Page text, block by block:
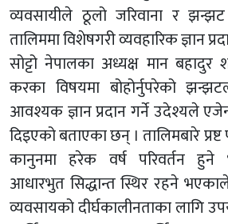
व्यवसायीले ठूलो जरिवाना र झन्झट
तालिममा विशेषगरी व्यवहारिक ज्ञान
सोट्टो नेपालका अध्यक्ष मान बहादुर
करका विषयमा बोहोर्नुपरेको
आवश्यक ज्ञान प्रदान गर्ने उदेश्यले
दिइएको बताएका छन् । तालिमबारे
कानुनमा हरेक वर्ष परिवर्तन हुने
आधारभुत सिद्धान्त स्थिर रहने
व्यवसायको दीर्घकालीनताका लागि